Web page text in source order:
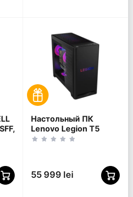
Настольный ПК
Lenovo Legion T5
30AGB10, Башня, AMD
GeForce RTX 5070,
55 999 lei